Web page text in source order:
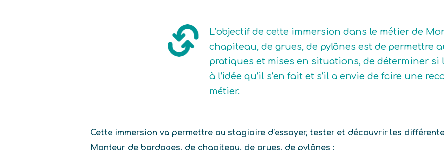
L’objectif de cette immersion dans le métier de
chapiteau, de grues, de pylônes est de permettre
pratiques et mises en situations, de déterminer si
à l’idée qu’il s’en fait et s’il a envie de faire une
métier.
Cette immersion va permettre au stagiaire d’essayer, tester et découvrir les
Monteur de bardages, de chapiteau, de grues, de pylônes :